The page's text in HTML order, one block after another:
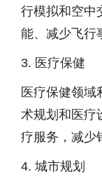
行模拟和空中
能、减少飞行
3. 医疗保健
医疗保健领域
术规划和医疗
疗服务，减少
4. 城市规划